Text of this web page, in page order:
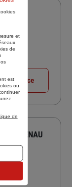
agence
HAGUENAU
et
de
est
ou
de